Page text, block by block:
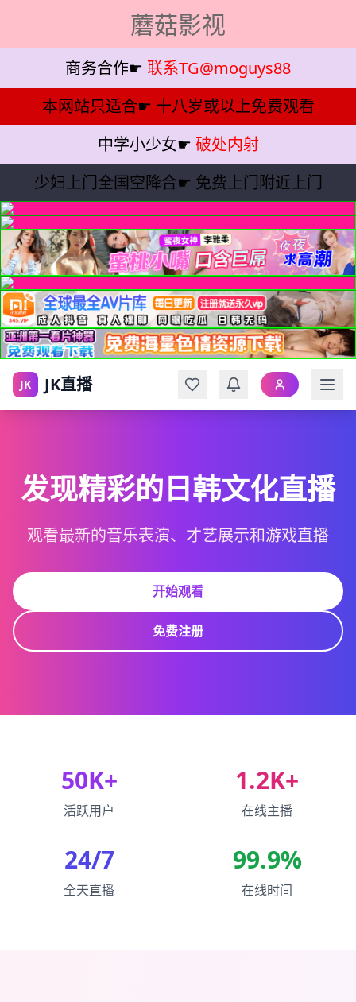
蘑菇影视
商务合作☛ 联系TG@moguys88
本网站只适合☛ 十八岁或以上免费观看
中学小少女☛ 破处内射
少妇上门全国空降合☛ 免费上门附近上门
JK JK直播
发现精彩的日韩文化直播
观看最新的音乐表演、才艺展示和游戏直播
开始观看
免费注册
50K+
活跃用户
1.2K+
在线主播
24/7
全天直播
99.9%
在线时间